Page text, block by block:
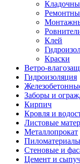
Клей
Краски
Ветро-
Гидроизоляция
Заборы и
Кирпич
Кровля и
Листовые
Металлопрокат
Стеновые и
Цемент и